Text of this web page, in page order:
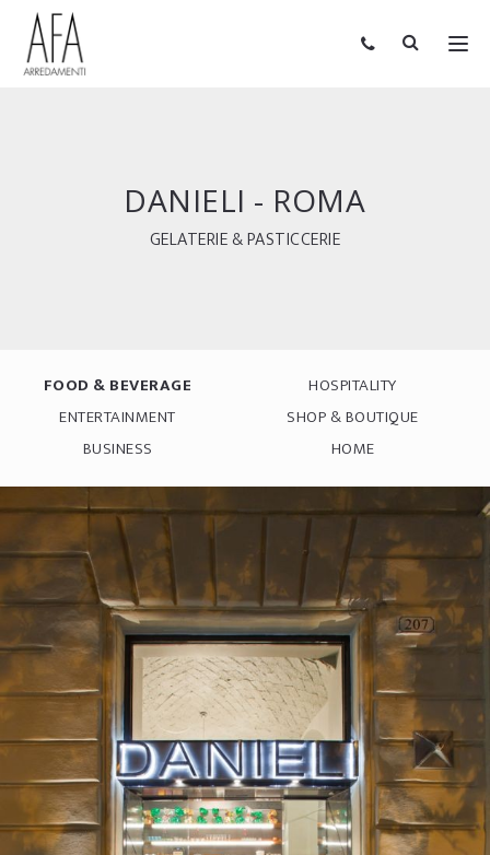
DANIELI - ROMA
GELATERIE & PASTICCERIE
FOOD & BEVERAGE
HOSPITALITY
ENTERTAINMENT
SHOP & BOUTIQUE
BUSINESS
HOME